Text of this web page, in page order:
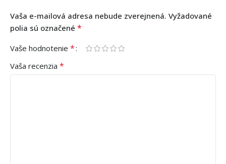
Vaša e-mailová adresa nebude zverejnená. Vyžadované
polia sú označené *
Vaše hodnotenie *
Vaša recenzia *